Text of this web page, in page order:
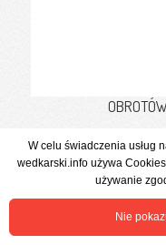
W celu świadczenia usług
wedkarski.info używa
używanie
Nie